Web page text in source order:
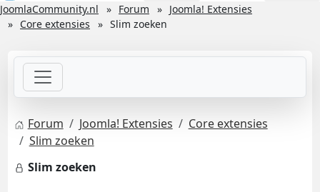
JoomlaCommunity.nl Forum
Joomla! Extensies
Core extensies
Slim zoeken
Forum Joomla! Extensies
Core extensies
Slim zoeken
Slim zoeken